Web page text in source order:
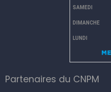
Partenaires du CNPM